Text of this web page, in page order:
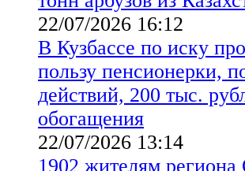
22/07/2026 16:12
В Кузбассе по иску
пользу пенсионерки,
действий, 200 тыс.
обогащения
22/07/2026 13:14
1902 жителям